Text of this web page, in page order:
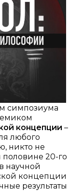
симпозиума
концепции –
любого
никто не
половине 20-го
научной
концепции
результаты